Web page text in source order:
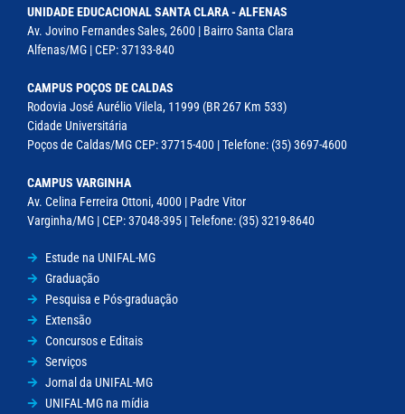
UNIDADE EDUCACIONAL SANTA CLARA - ALFENAS
Av. Jovino Fernandes Sales, 2600 | Bairro Santa Clara
Alfenas/MG | CEP: 37133-840
CAMPUS POÇOS DE CALDAS
Rodovia José Aurélio Vilela, 11999 (BR 267 Km 533)
Cidade Universitária
Poços de Caldas/MG CEP: 37715-400 | Telefone: (35) 3697-4600
CAMPUS VARGINHA
Av. Celina Ferreira Ottoni, 4000 | Padre Vitor
Varginha/MG | CEP: 37048-395 | Telefone: (35) 3219-8640
Estude na UNIFAL-MG
Graduação
Pesquisa e Pós-graduação
Extensão
Concursos e Editais
Serviços
Jornal da UNIFAL-MG
UNIFAL-MG na mídia